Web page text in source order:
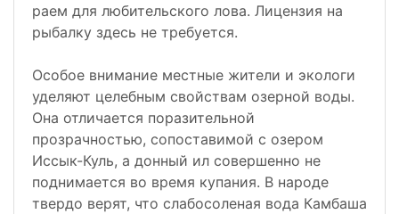
раем для любительского лова. Лицензия на
рыбалку здесь не требуется.
Особое внимание местные жители и экологи
уделяют целебным свойствам озерной воды.
Она отличается поразительной
прозрачностью, сопоставимой с озером
Иссык-Куль, а донный ил совершенно не
поднимается во время купания. В народе
твердо верят, что слабосоленая вода Камбаша